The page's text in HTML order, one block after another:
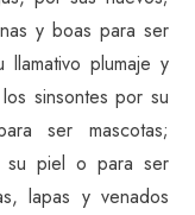
y boas para ser
llamativo plumaje y
sinsontes por su
ser mascotas;
su piel o para ser
lapas y venados